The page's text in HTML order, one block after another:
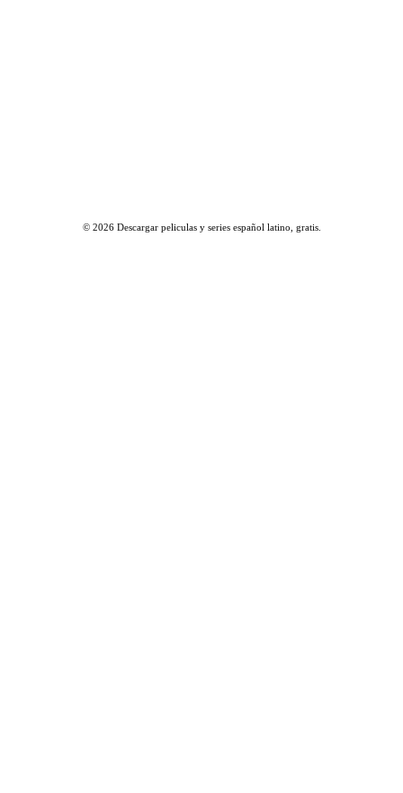
© 2026 Descargar peliculas y series español latino, gratis.